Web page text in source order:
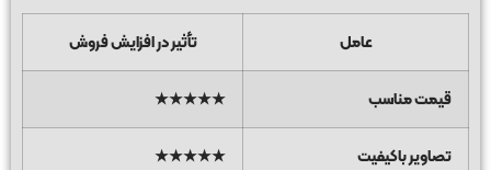
عامل تأثیر در افزایش فروش
قیمت مناسب ★★★★★
تصاویر باکیفیت ★★★★★